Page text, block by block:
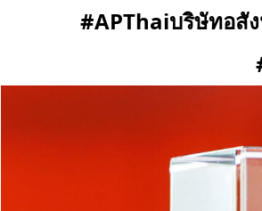
#APThaiบริษัทอสั